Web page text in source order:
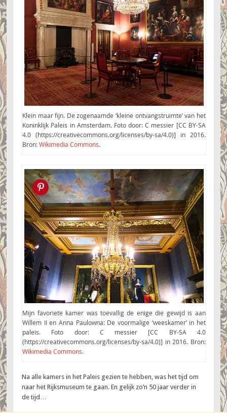
Klein maar fijn. De zogenaamde ‘kleine ontvangstruimte’ van het
Koninklijk Paleis in Amsterdam. Foto door: C messier [CC BY-SA
4.0 (https://creativecommons.org/licenses/by-sa/4.0)] in 2016.
Bron:Wikimedia Commons.
Pin this!
Mijn favoriete kamer was toevallig de enige die gewijd is aan
Willem II en Anna Paulowna: De voormalige ‘weeskamer’ in het
paleis. Foto door: C messier [CC BY-SA 4.0
(https://creativecommons.org/licenses/by-sa/4.0)] in 2016. Bron:
Wikimedia Commons.
Na alle kamers in het Paleis gezien te hebben, was het tijd om
naar het Rijksmuseum te gaan. En gelijk zo’n 50 jaar verder in
de tijd…